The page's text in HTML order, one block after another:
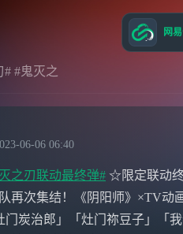
#鬼灭之
06-06 06:40
之刃联动最终弹# ☆限定联动
再次集结！《阴阳师》×TV动
门炭治郎」「灶门祢豆子」「
网